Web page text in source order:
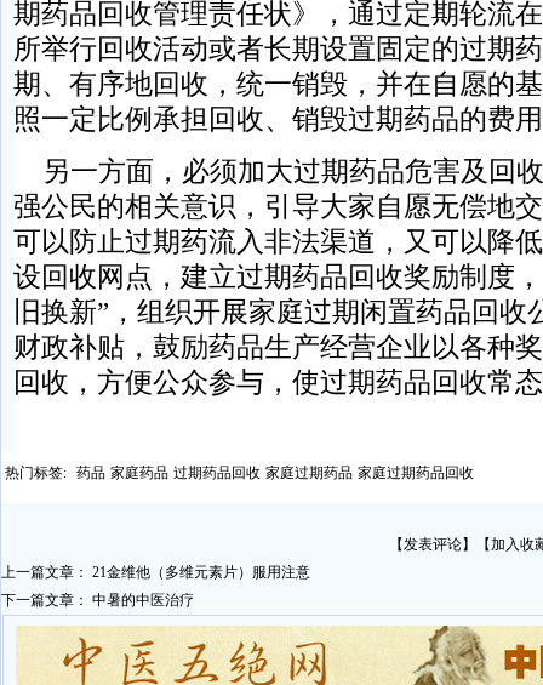
期药品回收管理责任状》，通过定期轮流
所举行回收活动或者长期设置固定的过期
期、有序地回收，统一销毁，并在自愿的
照一定比例承担回收、销毁过期药品的费
另一方面，必须加大过期药品危害及回
强公民的相关意识，引导大家自愿无偿地
可以防止过期药流入非法渠道，又可以降
设回收网点，建立过期药品回收奖励制度
旧换新”，组织开展家庭过期闲置药品回
财政补贴，鼓励药品生产经营企业以各种
回收，方便公众参与，使过期药品回收常
热门标签: 药品 家庭药品 过期药品回收 家庭过期药品 家庭过期药品回收
【发表评论】【加入收
上一篇文章： 21金维他（多维元素片）服用注意
下一篇文章： 中暑的中医治疗